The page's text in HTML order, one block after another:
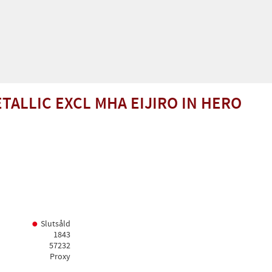
EXCL MHA EIJIRO IN HERO
Slutsåld
1843
57232
Proxy